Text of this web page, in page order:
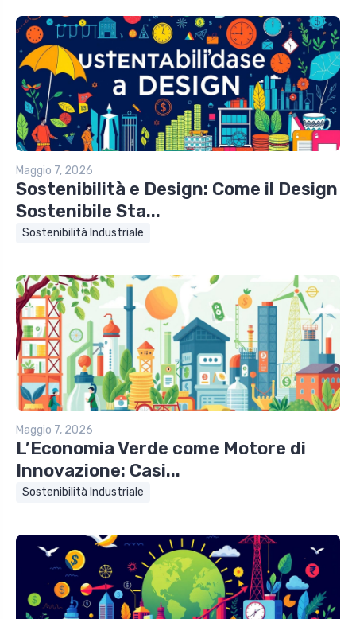
Maggio 7, 2026
Sostenibilità e Design: Come il Design
Sostenibile Sta...
Sostenibilità Industriale
Maggio 7, 2026
L’Economia Verde come Motore di
Innovazione: Casi...
Sostenibilità Industriale